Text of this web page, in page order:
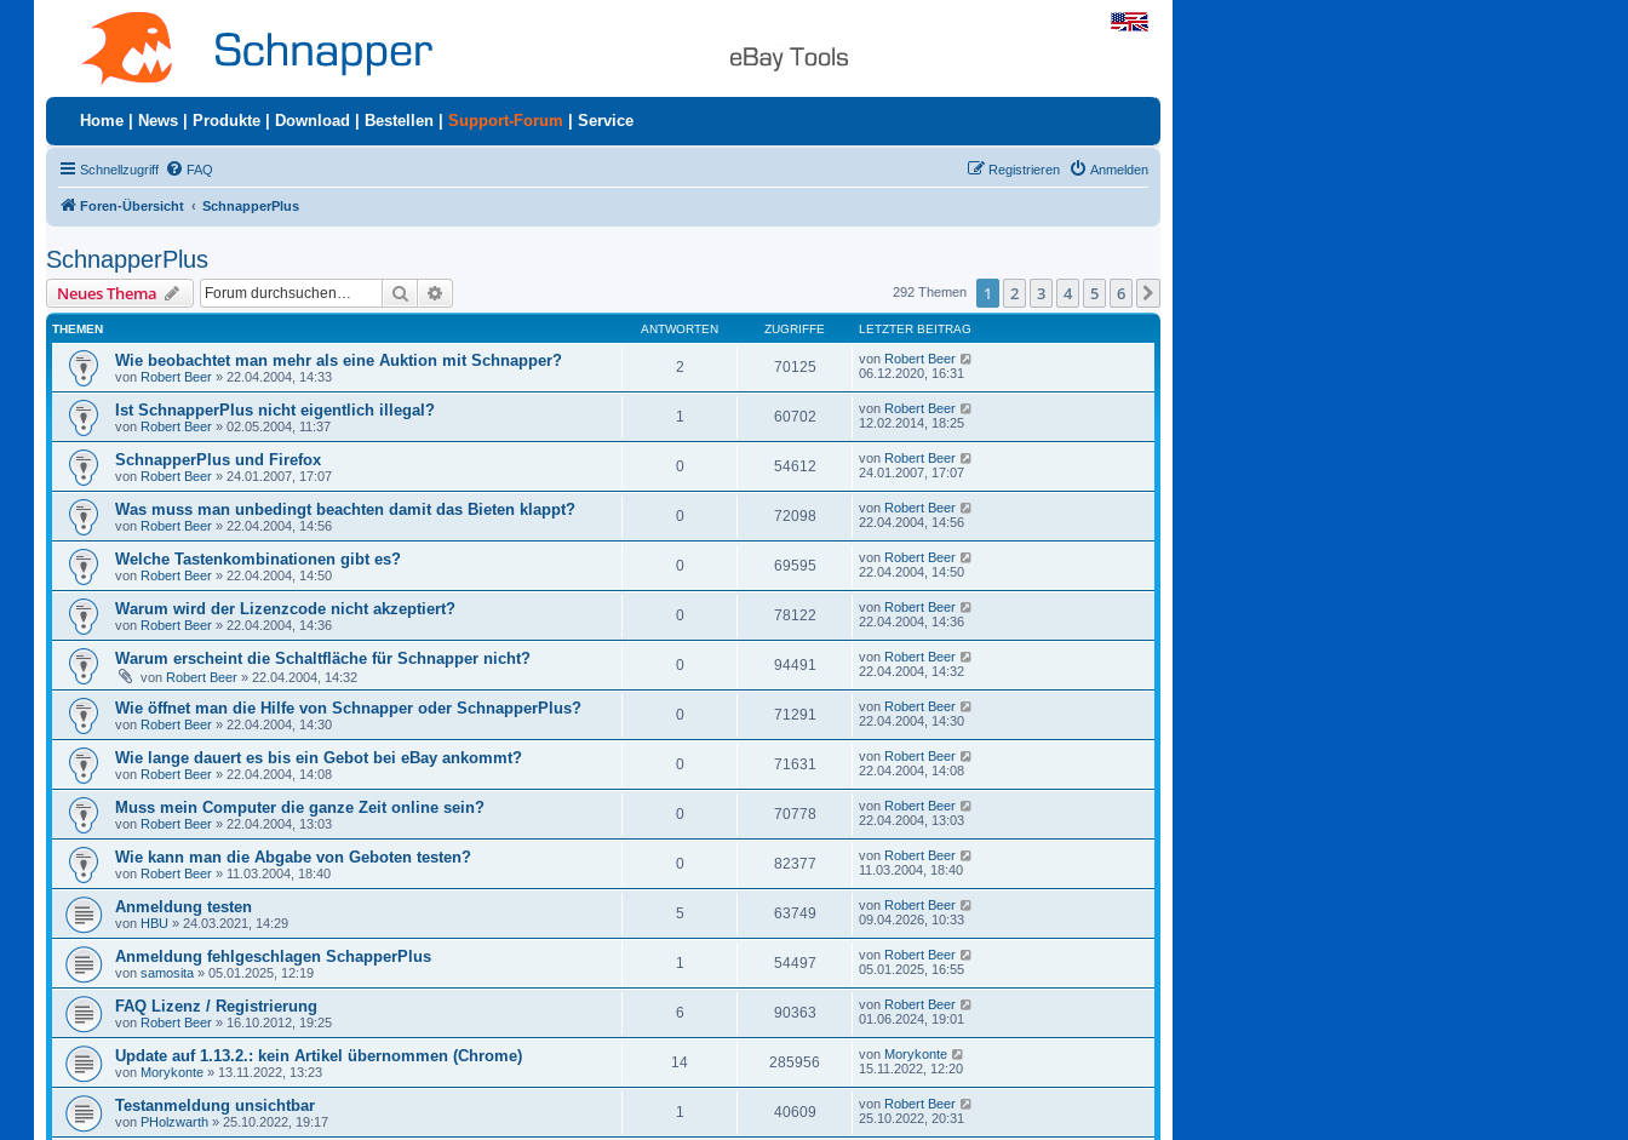
Home News Produkte Download Bestellen Support-Forum Service
Schnellzugriff FAQ Anmelden
Registrieren
Foren-Übersicht SchnapperPlus
SchnapperPlus
Neues Thema Suche 292 Themen 1 2 3 4 5 6
THEMEN ANTWORTEN ZUGRIFFE LETZTER BEITRAG
Wie beobachtet man mehr als eine Auktion mit Schnapper?
von Robert Beer » 22.04.2004, 14:33
2 70125 von Robert Beer
06.12.2020, 16:31
Ist SchnapperPlus nicht eigentlich illegal?
von Robert Beer » 02.05.2004, 11:37
1 60702 von Robert Beer
12.02.2014, 18:25
SchnapperPlus und Firefox
von Robert Beer » 24.01.2007, 17:07
0 54612 von Robert Beer
24.01.2007, 17:07
Was muss man unbedingt beachten damit das Bieten klappt?
von Robert Beer » 22.04.2004, 14:56
0 72098 von Robert Beer
22.04.2004, 14:56
Welche Tastenkombinationen gibt es?
von Robert Beer » 22.04.2004, 14:50
0 69595 von Robert Beer
22.04.2004, 14:50
Warum wird der Lizenzcode nicht akzeptiert?
von Robert Beer » 22.04.2004, 14:36
0 78122 von Robert Beer
22.04.2004, 14:36
Warum erscheint die Schaltfläche für Schnapper nicht?
von Robert Beer » 22.04.2004, 14:32
0 94491 von Robert Beer
22.04.2004, 14:32
Wie öffnet man die Hilfe von Schnapper oder SchnapperPlus?
von Robert Beer » 22.04.2004, 14:30
0 71291 von Robert Beer
22.04.2004, 14:30
Wie lange dauert es bis ein Gebot bei eBay ankommt?
von Robert Beer » 22.04.2004, 14:08
0 71631 von Robert Beer
22.04.2004, 14:08
Muss mein Computer die ganze Zeit online sein?
von Robert Beer » 22.04.2004, 13:03
0 70778 von Robert Beer
22.04.2004, 13:03
Wie kann man die Abgabe von Geboten testen?
von Robert Beer » 11.03.2004, 18:40
0 82377 von Robert Beer
11.03.2004, 18:40
Anmeldung testen
von HBU » 24.03.2021, 14:29
5 63749 von Robert Beer
09.04.2026, 10:33
Anmeldung fehlgeschlagen SchapperPlus
von samosita » 05.01.2025, 12:19
1 54497 von Robert Beer
05.01.2025, 16:55
FAQ Lizenz / Registrierung
von Robert Beer » 16.10.2012, 19:25
6 90363 von Robert Beer
01.06.2024, 19:01
Update auf 1.13.2.: kein Artikel übernommen (Chrome)
von Morykonte » 13.11.2022, 13:23
14 285956 von Morykonte
15.11.2022, 12:20
Testanmeldung unsichtbar
von PHolzwarth » 25.10.2022, 19:17
1 40609 von Robert Beer
25.10.2022, 20:31